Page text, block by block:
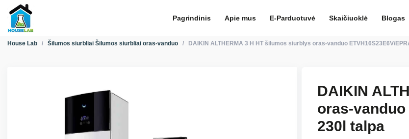
Pagrindinis Apie mus E-Parduotuvė Skaičiuoklė Blogas
House Lab / Šilumos siurbliai Šilumos siurbliai oras-vanduo / DAIKIN ALTHERMA 3 H HT šilumos siurblys oras-vanduo ETVH16S23E6V/
DAIKIN
oras-vanduo
230l talpa